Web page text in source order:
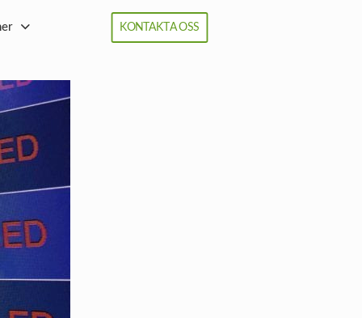
KONTAKTA OSS